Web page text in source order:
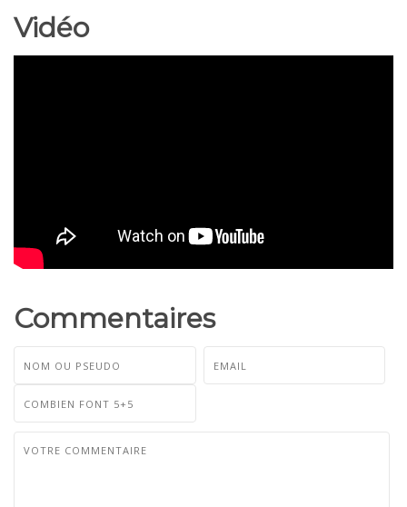
Vidéo
Commentaires